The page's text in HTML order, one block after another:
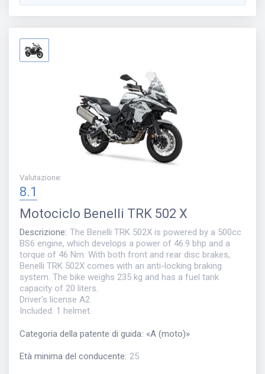
Valutazione:
8.1
Motociclo Benelli TRK 502 X
Descrizione: The Benelli TRK 502X is powered by a 500cc
BS6 engine, which develops a power of 46.9 bhp and a
torque of 46 Nm. With both front and rear disc brakes,
Benelli TRK 502X comes with an anti-locking braking
system. The bike weighs 235 kg and has a fuel tank
capacity of 20 liters.
Driver's license A2.
Included: 1 helmet.
Categoria della patente di guida: «A (moto)»
Età minima del conducente: 25